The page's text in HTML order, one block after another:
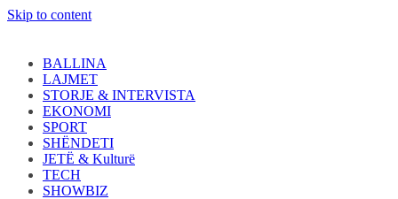
Skip to content
BALLINA
LAJMET
STORJE & INTERVISTA
EKONOMI
SPORT
SHËNDETI
JETË & Kulturë
TECH
SHOWBIZ